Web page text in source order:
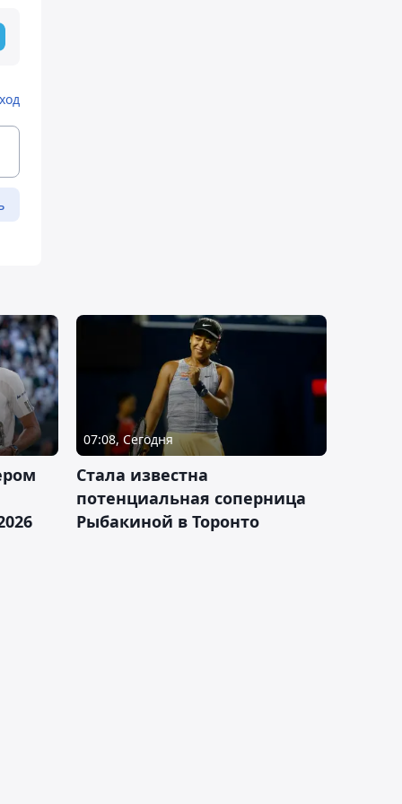
07:08, Сегодня
Cтала известна
потенциальная соперница
Рыбакиной в Торонто